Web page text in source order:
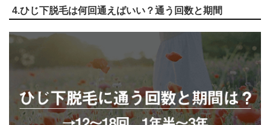
4.ひじ下脱毛は何回通えばいい？通う回数と期間